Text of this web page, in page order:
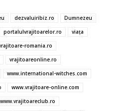
er
es
t
at
s
A
p
p
se
n
g
er
ta
dezvaluiribiz.ro
Dumnezeu
portalulvrajitoarelor.ro
viaţa
romania.ro
vrajitoareonline.ro
www.international-witches.com
www.vrajitoare-online.com
www.vrajitoareclub.ro